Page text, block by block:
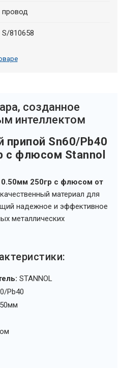
провод
S/810658
созданное
интеллектом
припой Sn60/Pb40
с флюсом Stannol
250гр с флюсом от
материал для
надежное и эффективное
металлических
STANNOL
Pb40